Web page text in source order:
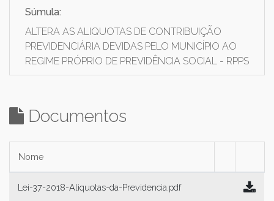
Súmula:
ALTERA AS ALIQUOTAS DE CONTRIBUIÇÃO
PREVIDENCIÁRIA DEVIDAS PELO MUNICÍPIO AO
REGIME PRÓPRIO DE PREVIDÊNCIA SOCIAL - RPPS
Documentos
Nome
Lei-37-2018-Aliquotas-da-Previdencia.pdf